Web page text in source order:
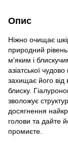
Опис
Ніжно очищає
природний
м'яким і
азіатської
захищає його від
блиску.
зволожує
досягнення
голови та дайте
промиєте.